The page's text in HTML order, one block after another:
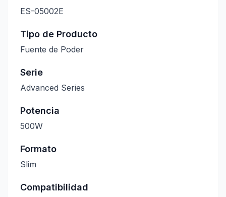
ES-05002E
Tipo de Producto
Fuente de Poder
Serie
Advanced Series
Potencia
500W
Formato
Slim
Compatibilidad